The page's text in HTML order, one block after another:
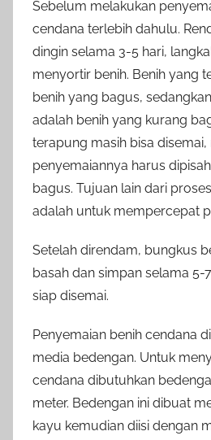
Sebelum melakukan
cendana terlebih dahulu.
dingin selama 3-5 hari,
menyortir benih. Benih yang
benih yang bagus,
adalah benih yang kurang
terapung masih bisa disemai,
penyemaiannya harus
bagus. Tujuan lain dari
adalah untuk mempercepat
Setelah direndam, bungkus
basah dan simpan selama 5-
siap disemai.
Penyemaian benih cendana
media bedengan. Untuk
cendana dibutuhkan
meter. Bedengan ini dibuat
kayu kemudian diisi dengan